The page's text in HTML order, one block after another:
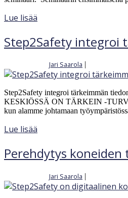
Lue lisää
Step2Safety integroi
Jari Saarola
Step2Safety integroi tärkeimmän
KESKIÖSSÄ ON TÄRKEIN -
kun alamme johtamaan
Lue lisää
Perehdytys koneiden
Jari Saarola |